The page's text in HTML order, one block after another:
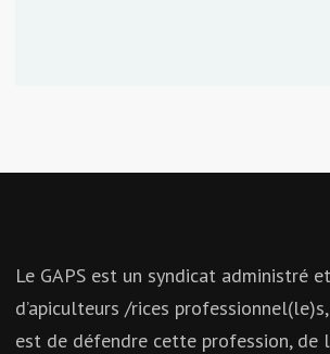
Le GAPS est un syndicat administré
d’apiculteurs /rices
est de défendre cette profession, de